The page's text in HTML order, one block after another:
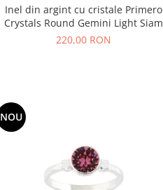
Inel din argint cu cristale Primero
Crystals Round Gemini Light Siam
220,00 RON
NOU